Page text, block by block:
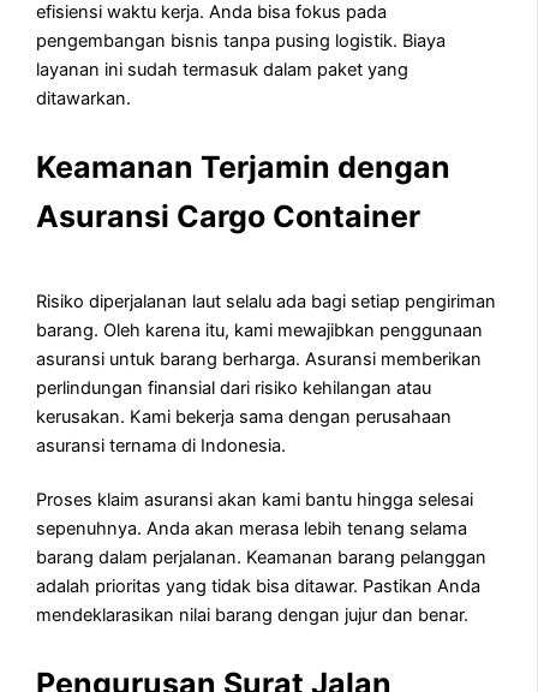
efisiensi waktu kerja. Anda bisa fokus pada
pengembangan bisnis tanpa pusing logistik. Biaya
layanan ini sudah termasuk dalam paket yang
ditawarkan.
Keamanan Terjamin dengan
Asuransi Cargo Container
Risiko diperjalanan laut selalu ada bagi setiap pengiriman
barang. Oleh karena itu, kami mewajibkan penggunaan
asuransi untuk barang berharga. Asuransi memberikan
perlindungan finansial dari risiko kehilangan atau
kerusakan. Kami bekerja sama dengan perusahaan
asuransi ternama di Indonesia.
Proses klaim asuransi akan kami bantu hingga selesai
sepenuhnya. Anda akan merasa lebih tenang selama
barang dalam perjalanan. Keamanan barang pelanggan
adalah prioritas yang tidak bisa ditawar. Pastikan Anda
mendeklarasikan nilai barang dengan jujur dan benar.
Pengurusan Surat Jalan